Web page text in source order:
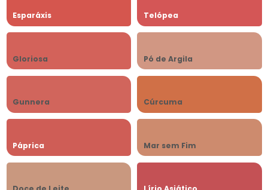
Esparáxis Telópea
Gloriosa Pó de Argila
Gunnera Cúrcuma
Páprica Mar sem Fim